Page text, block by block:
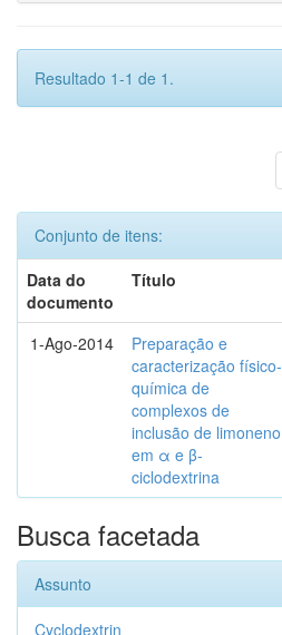
Resultado 1-1 de 1.
Conjunto de itens:
Data do
documento
Título
1-Ago-2014
Preparação e
caracterização físico-
química de
complexos de
inclusão de limoneno
em α e β-
ciclodextrina
Busca facetada
Assunto
Cyclodextrin